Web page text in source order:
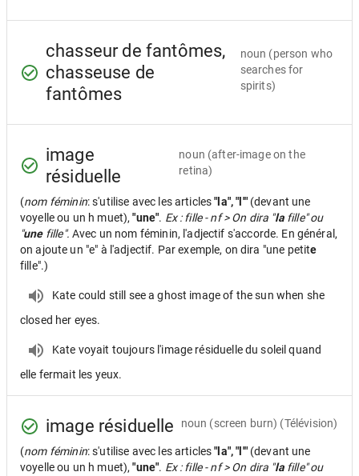
chasseur de fantômes,
chasseuse de
fantômes
noun (person who
searches for
spirits)
image
résiduelle
noun (after-image on the
retina)
(nom féminin: s'utilise avec les articles"la", "l'" (devant une
voyelle ou un h muet),"une". Ex : fille - nf > On dira "lafille" ou
"unefille". Avec un nom féminin, l'adjectif s'accorde. En général,
on ajoute un "e" à l'adjectif. Par exemple, on dira "une petite
fille".)
Kate could still see a ghost image of the sun when she
closed her eyes.
Kate voyait toujours l'image résiduelle du soleil quand
elle fermait les yeux.
image résiduelle noun (screen burn) (Télévision)
(nom féminin: s'utilise avec les articles"la", "l'" (devant une
voyelle ou un h muet),"une". Ex : fille - nf > On dira "lafille" ou